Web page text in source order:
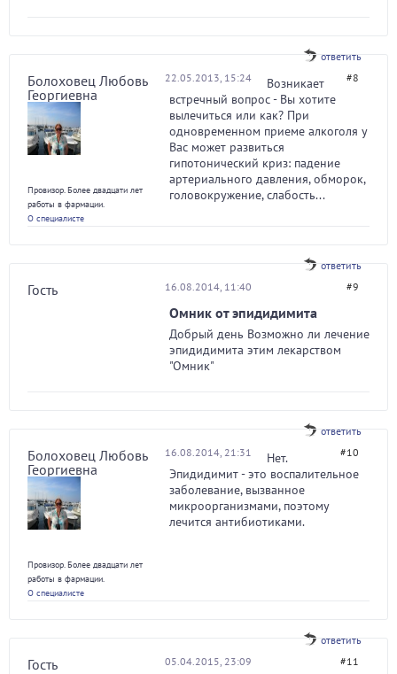
ответить
Болоховец Любовь
Георгиевна
Провизор. Более двадцати лет
работы в фармации.
О специалисте
22.05.2013, 15:24 #8
Возникает
встречный вопрос - Вы хотите
вылечиться или как? При
одновременном приеме алкоголя у
Вас может развиться
гипотонический криз: падение
артериального давления, обморок,
головокружение, слабость...
ответить
Гость 16.08.2014, 11:40 #9
Омник от эпидидимита
Добрый день Возможно ли лечение
эпидидимита этим лекарством
"Омник"
ответить
Болоховец Любовь
Георгиевна
Провизор. Более двадцати лет
работы в фармации.
О специалисте
16.08.2014, 21:31 #10
Нет.
Эпидидимит - это воспалительное
заболевание, вызванное
микроорганизмами, поэтому
лечится антибиотиками.
ответить
Гость 05.04.2015, 23:09 #11